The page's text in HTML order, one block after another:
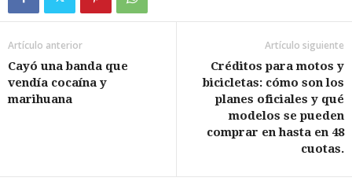
Artículo anterior
Cayó una banda que
vendía cocaína y
marihuana
Artículo siguiente
Créditos para motos y
bicicletas: cómo son los
planes oficiales y qué
modelos se pueden
comprar en hasta en 48
cuotas.